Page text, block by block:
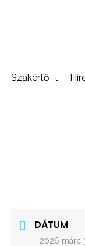
Szakértő
DÁTUM
2026 márc